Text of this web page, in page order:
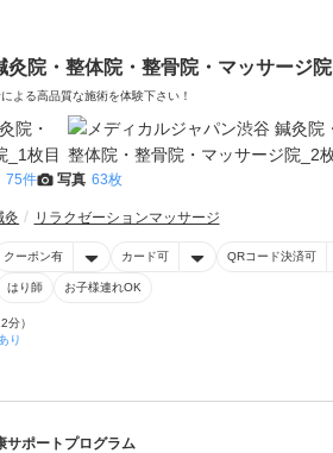
灸院・整体院・整骨院・マッサージ院
よる高品質な施術を体験下さい！
75件 写真 63枚
灸 リラクゼーションマッサージ
クーポン有 カード可 QRコード決済可
はり師 お子様連れOK
分）
り
サポートプログラム